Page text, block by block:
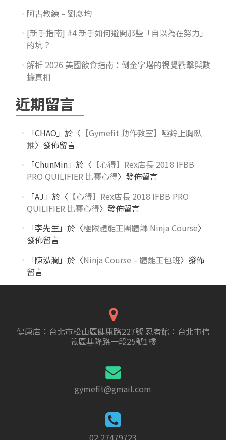
阿古教練 – 劉彥均
[新手指南] #4 新手如何避開那些「自以為在努力」
的坑？
解析 2026 美國飲食指南：倒金字塔的視覺衝擊與數
據真相
近期留言
「CHAO 」於〈 【Gymefit 動作教室】啞鈴上胸臥
推〉發佈留言
「ChunMin」於〈 【心得】Rex店長 2018 IFBB
PRO QUILIFIER 比賽心得〉發佈留言
「AJ 」於〈 【心得】Rex店長 2018 IFBB PRO
QUILIFIER 比賽心得〉發佈留言
「李先生 」於〈極限體能王團體課 Ninja Course〉
發佈留言
「陳泓潤 」於〈Ninja Course – 體能王包班〉發佈
留言
健康店：台北市松山區健康路227號 忍者館：台北市信
義區基隆路一段25號1樓
gymefit@gmail.com
02 27479723